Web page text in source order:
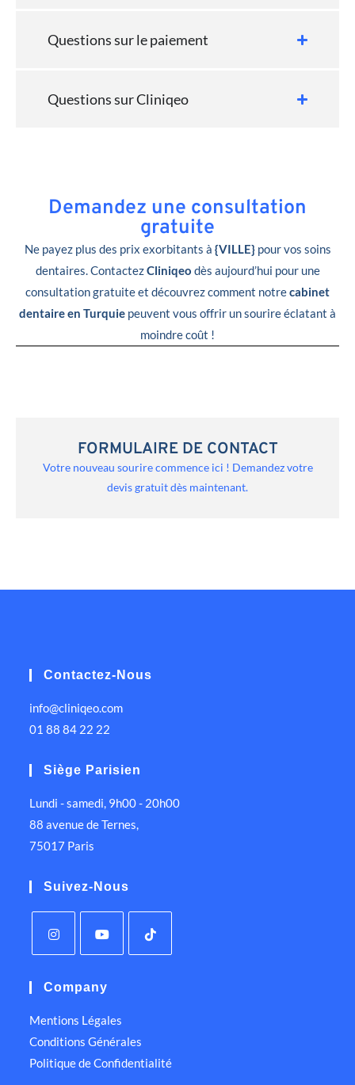
Questions sur le paiement
Questions sur Cliniqeo
Demandez une consultation
gratuite
Ne payez plus des prix exorbitants à {VILLE}pour vos soins
dentaires. ContactezCliniqeo dès aujourd’hui pour une
consultation gratuite et découvrez comment notrecabinet
dentaire en Turquie peuvent vous offrir un sourire éclatant à
moindre coût !
FORMULAIRE DE CONTACT
Votre nouveau sourire commence ici ! Demandez votre
devis gratuit dès maintenant.
Contactez-Nous
info@cliniqeo.com
01 88 84 22 22
Siège Parisien
Lundi - samedi, 9h00 - 20h00
88 avenue de Ternes,
75017 Paris
Suivez-Nous
Company
Mentions Légales
Conditions Générales
Politique de Confidentialité